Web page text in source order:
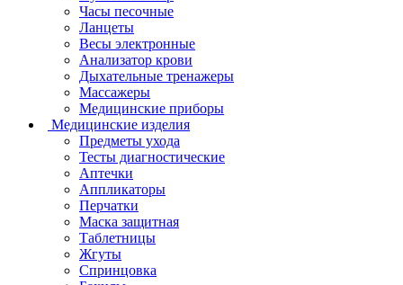
Часы песочные
Ланцеты
Весы электронные
Анализатор крови
Дыхательные тренажеры
Массажеры
Медицинские приборы
Медицинские изделия
Предметы ухода
Тесты диагностические
Аптечки
Аппликаторы
Перчатки
Маска защитная
Таблетницы
Жгуты
Спринцовка